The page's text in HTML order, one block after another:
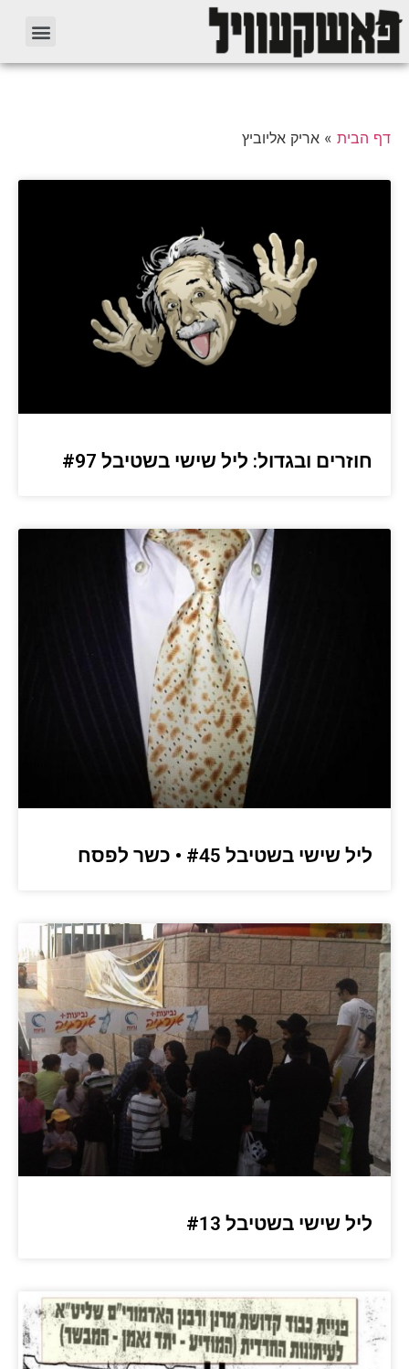
דף הבית » אריק אליוביץ
חוזרים ובגדול: ליל שישי בשטיבל #97
ליל שישי בשטיבל #45 • כשר לפסח
ליל שישי בשטיבל #13